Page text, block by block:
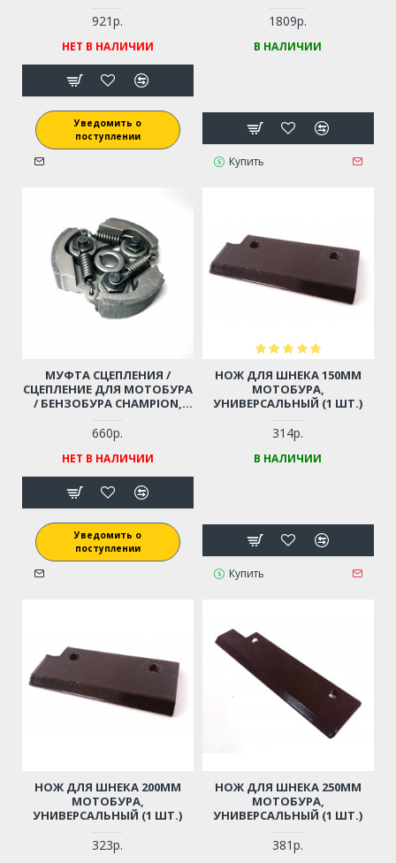
921р.
НЕТ В НАЛИЧИИ
Уведомить о
поступлении
AE75D; HUTER GGD-62; ADA
DRILL 7 (064141210)
1809р.
В НАЛИЧИИ
Купить
МУФТА СЦЕПЛЕНИЯ /
СЦЕПЛЕНИЕ ДЛЯ МОТОБУРА
/ БЕНЗОБУРА CHAMPION,
7, МИНИМОТОЦИКЛА,
МИНИБАЙКА 47СС, 49СС (3
КОЛОДКИ)
660р.
НЕТ В НАЛИЧИИ
Уведомить о
поступлении
НОЖ ДЛЯ ШНЕКА 150ММ
МОТОБУРА,
УНИВЕРСАЛЬНЫЙ (1 ШТ.)
314р.
В НАЛИЧИИ
Купить
НОЖ ДЛЯ ШНЕКА 200ММ
МОТОБУРА,
УНИВЕРСАЛЬНЫЙ (1 ШТ.)
323р.
НОЖ ДЛЯ ШНЕКА 250ММ
МОТОБУРА,
УНИВЕРСАЛЬНЫЙ (1 ШТ.)
381р.